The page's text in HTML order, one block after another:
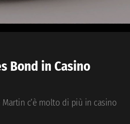
Bond in Casino
c’è molto di più in casino